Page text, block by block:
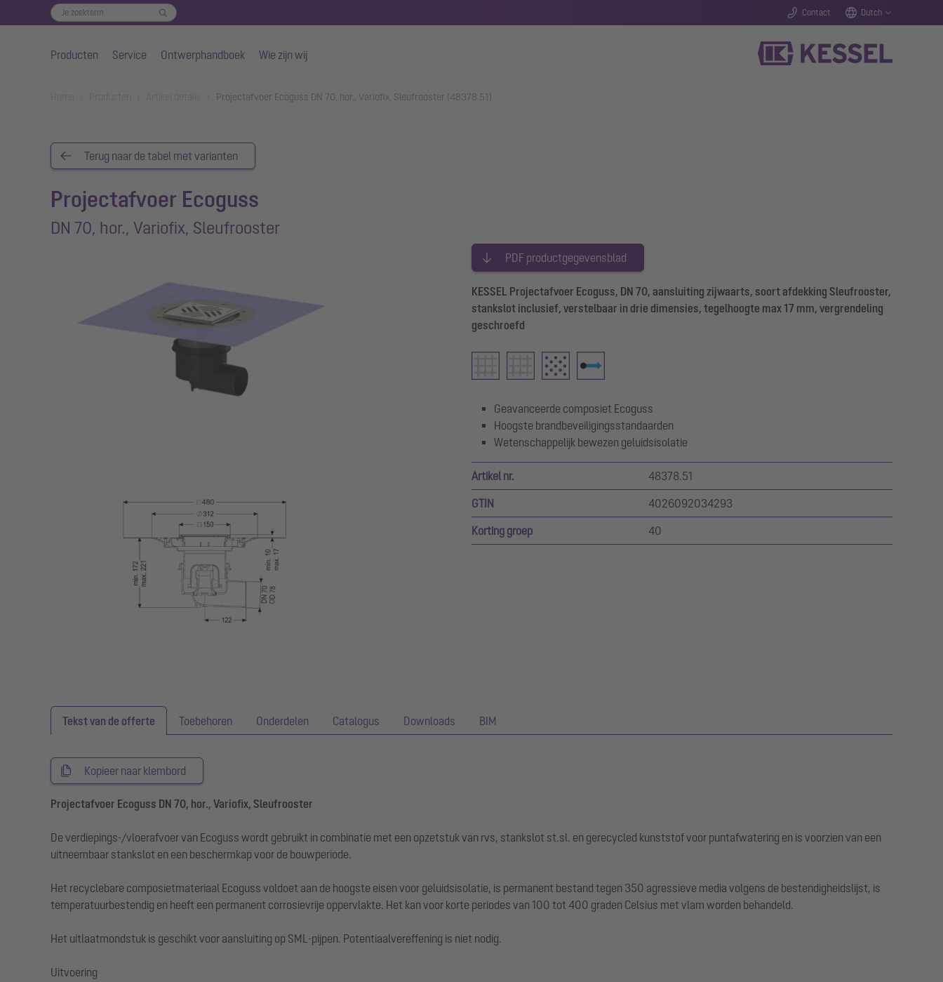
Contact Dutch
Producten Service Ontwerphandboek Wie zijn wij
Projectafvoer Ecoguss DN 70, hor., Variofix, Sleufrooster (48378.51)
Terug naar de tabel met varianten
Projectafvoer Ecoguss
DN 70, hor., Variofix, Sleufrooster
PDF productgegevensblad
KESSEL Projectafvoer Ecoguss, DN 70, aansluiting zijwaarts, soort afdekking Sleufrooster,
stankslot inclusief, verstelbaar in drie dimensies, tegelhoogte max 17 mm, vergrendeling
geschroefd
Geavanceerde composiet Ecoguss
Hoogste brandbeveiligingsstandaarden
Wetenschappelijk bewezen geluidsisolatie
Artikel nr. 48378.51
GTIN 4026092034293
Korting groep 40
Tekst van de offerte Toebehoren Onderdelen Catalogus Downloads BIM
Kopieer naar klembord
Projectafvoer Ecoguss DN 70, hor., Variofix, Sleufrooster
De verdiepings-/vloerafvoer van Ecoguss wordt gebruikt in combinatie met een opzetstuk van rvs, stankslot st.sl. en gerecycled kunststof voor puntafwatering en is voorzien van een
uitneembaar stankslot en een beschermkap voor de bouwperiode.
Het recyclebare composietmateriaal Ecoguss voldoet aan de hoogste eisen voor geluidsisolatie, is permanent bestand tegen 350 agressieve media volgens de bestendigheidslijst, is
temperatuurbestendig en heeft een permanent corrosievrije oppervlakte. Het kan voor korte periodes van 100 tot 400 graden Celsius met vlam worden behandeld.
Het uitlaatmondstuk is geschikt voor aansluiting op SML-pijpen. Potentiaalvereffening is niet nodig.
Uitvoering